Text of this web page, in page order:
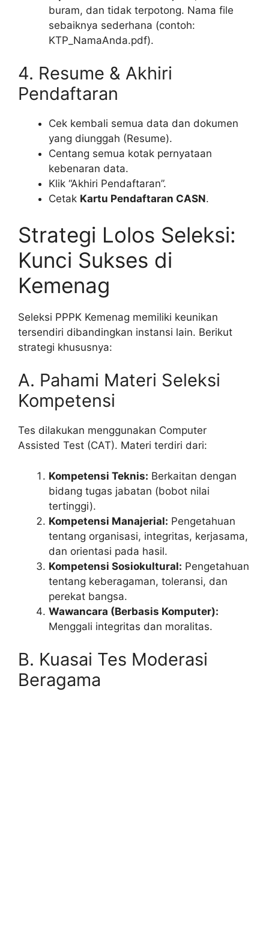
buram, dan tidak terpotong. Nama file
sebaiknya sederhana (contoh:
KTP_NamaAnda.pdf).
4. Resume & Akhiri
Pendaftaran
Cek kembali semua data dan dokumen
yang diunggah (Resume).
Centang semua kotak pernyataan
kebenaran data.
Klik “Akhiri Pendaftaran”.
Cetak Kartu Pendaftaran CASN.
Strategi Lolos Seleksi:
Kunci Sukses di
Kemenag
Seleksi PPPK Kemenag memiliki keunikan
tersendiri dibandingkan instansi lain. Berikut
strategi khususnya:
A. Pahami Materi Seleksi
Kompetensi
Tes dilakukan menggunakan Computer
Assisted Test (CAT). Materi terdiri dari:
Kompetensi Teknis: Berkaitan dengan
bidang tugas jabatan (bobot nilai
tertinggi).
Kompetensi Manajerial: Pengetahuan
tentang organisasi, integritas, kerjasama,
dan orientasi pada hasil.
Kompetensi Sosiokultural: Pengetahuan
tentang keberagaman, toleransi, dan
perekat bangsa.
Wawancara (Berbasis Komputer):
Menggali integritas dan moralitas.
B. Kuasai Tes Moderasi
Beragama